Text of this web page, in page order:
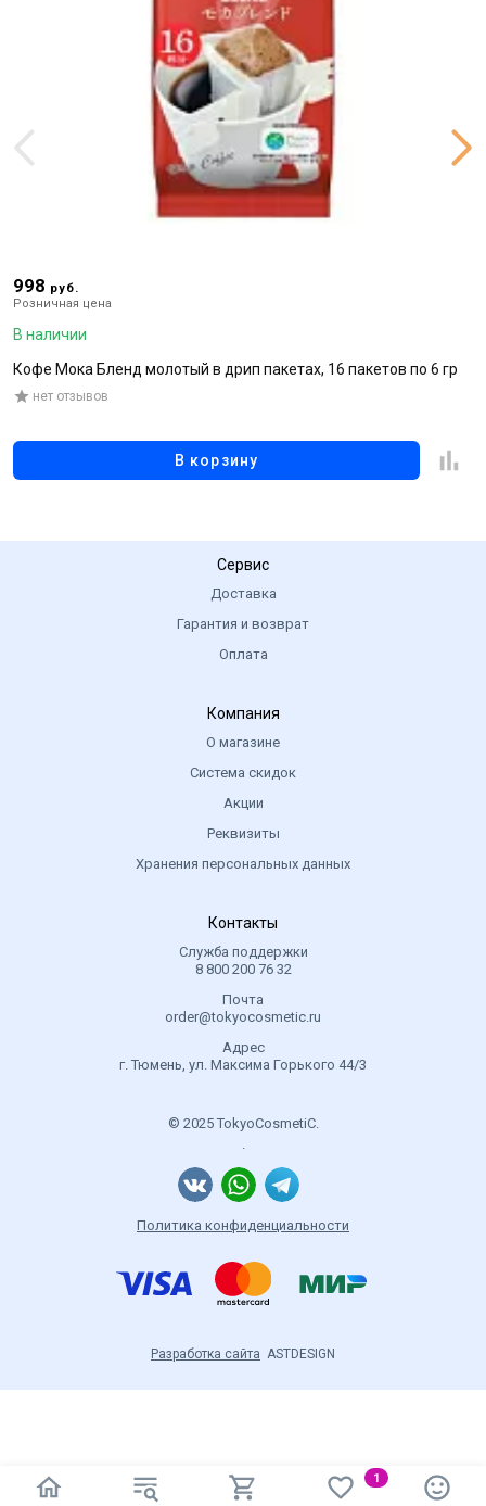
1
998 руб.
Розничная цена
В наличии
Кофе Мока Бленд молотый в дрип пакетах, 16 пакетов по 6 гр
нет отзывов
В корзину
Сервис
Доставка
Гарантия и возврат
Оплата
Компания
О магазине
Система скидок
Акции
Реквизиты
Хранения персональных данных
Контакты
Служба поддержки
8 800 200 76 32
Почта
order@tokyocosmetic.ru
Адрес
г. Тюмень, ул. Максима Горького 44/3
© 2025 TokyoCosmetiC.
.
Политика конфиденциальности
Разработка сайта ASTDESIGN